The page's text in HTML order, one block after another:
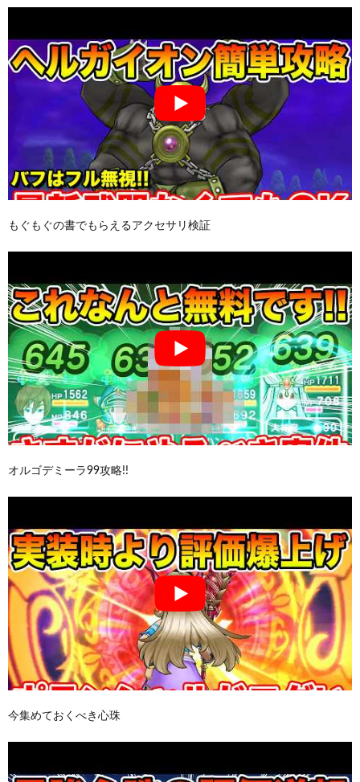
もぐもぐの書でもらえるアクセサリ検証
オルゴデミーラ99攻略!!
今集めておくべき心珠